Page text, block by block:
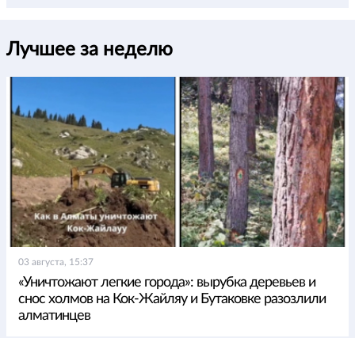
Лучшее за неделю
03 августа, 15:37
«Уничтожают легкие города»: вырубка деревьев и
снос холмов на Кок-Жайляу и Бутаковке разозлили
алматинцев